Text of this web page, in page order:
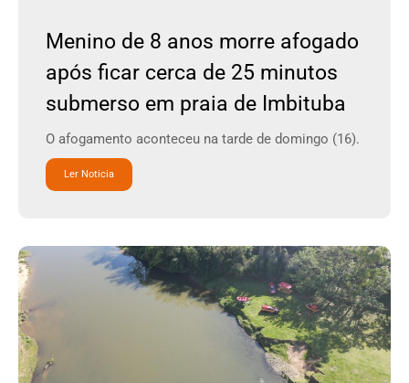
Menino de 8 anos morre afogado
após ficar cerca de 25 minutos
submerso em praia de Imbituba
O afogamento aconteceu na tarde de domingo (16).
Ler Noticia